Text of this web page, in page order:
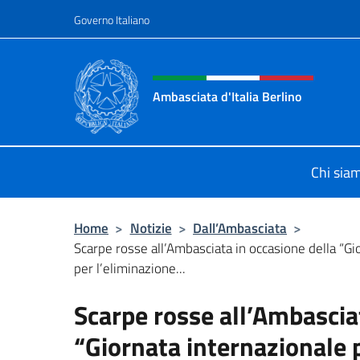
Governo Italiano
Intestazione sito, social e
Ambasciata d'Italia Berlino
Chi
Home > Notizie > Dall’Ambasciata >
Scarpe rosse all’Ambasciata in occasione della
per l’eliminazione...
Scarpe rosse
“Giornata internazionale